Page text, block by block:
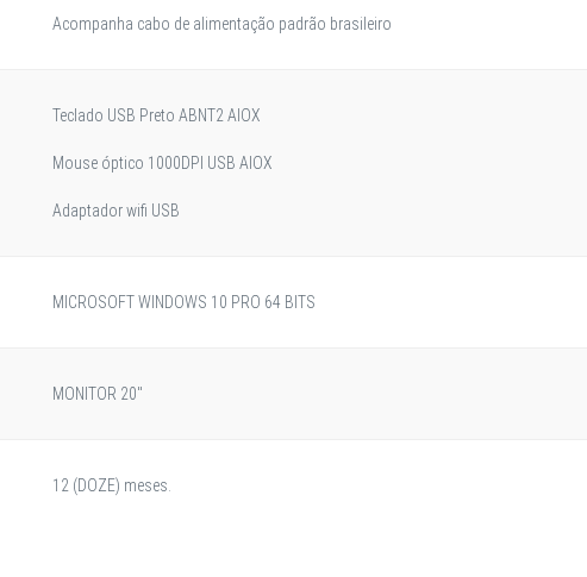
Acompanha cabo de alimentação padrão brasileiro
Teclado USB Preto ABNT2 AIOX
Mouse óptico 1000DPI USB AIOX
Adaptador wifi USB
MICROSOFT WINDOWS 10 PRO 64 BITS
MONITOR 20"
12 (DOZE) meses.